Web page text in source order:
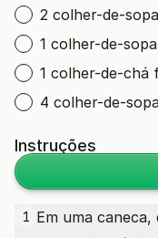
2 colher-de-
1 colher-de-
1 colher-de-chá
4 colher-de-
Instruções
1 Em uma caneca,